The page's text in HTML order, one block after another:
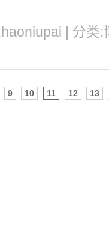
| 分类
9 10 11 12 13